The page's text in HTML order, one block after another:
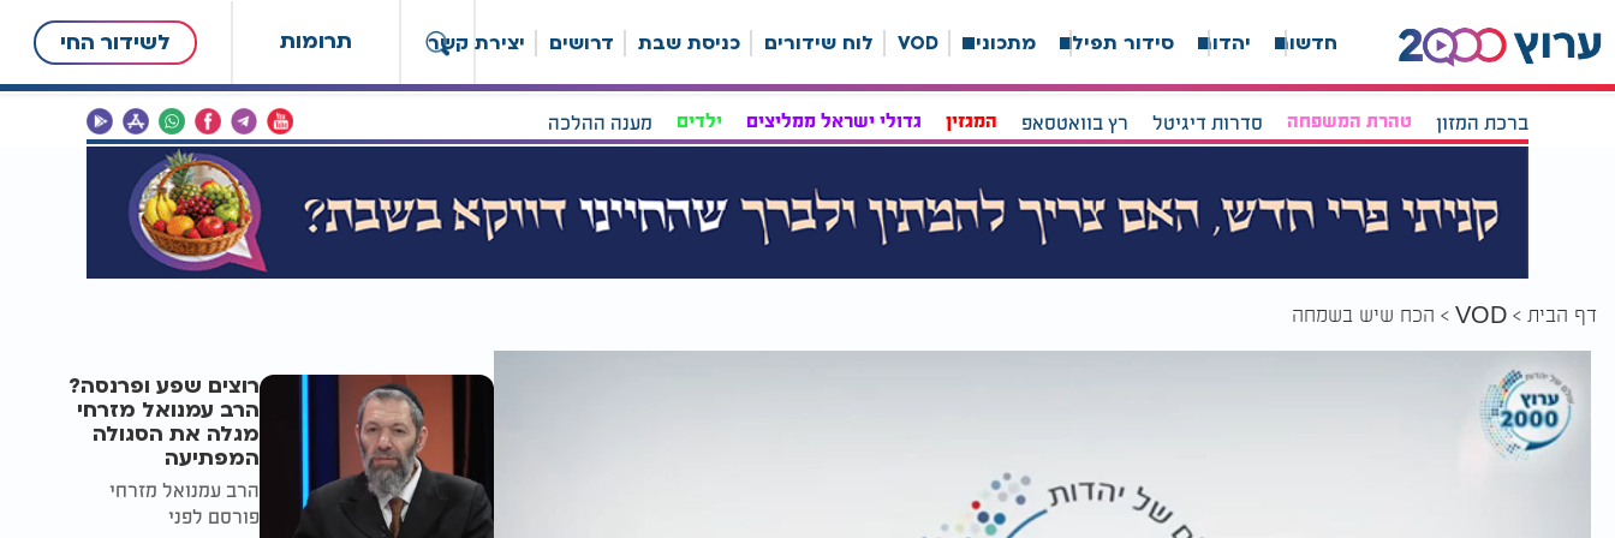
תרומות לשידור החי חדשות יהדות סידור תפילה מתכונים VOD לוח שידורים כניסת שבת דרושים יצירת קשר
ברכת המזון טהרת המשפחה סדרות דיגיטל רץ בוואטסאפ המגזין גדולי ישראל ממליצים ילדים מענה ההלכה
דף הבית VOD הכח שיש בשמחה
רוצים שפע ופרנסה?
הרב עמנואל מזרחי
מגלה את הסגולה
המפתיעה
הרב עמנואל מזרחי
פורסם לפני